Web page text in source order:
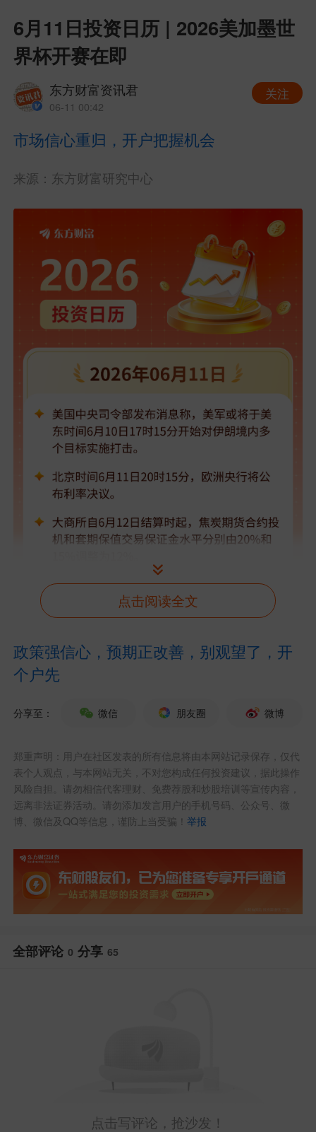
6月11日投资日历 | 2026美加墨世
界杯开赛在即
东方财富资讯君
06-11 00:42
关注
市场信心重归，开户把握机会
来源：东方财富研究中心
12日至7月20日举行，揭幕战定于北京时
间6月12日3时（当地时间6月11日20时）
墨西哥在墨西哥城体育场对战南非。
（2）国务院新闻办公室于2026年6月
点击阅读全文
政策强信心，预期正改善，别观望了，开
个户先
分享至： 微信 朋友圈 微博
郑重声明：用户在社区发表的所有信息将由本网站记录保存，仅代
表个人观点，与本网站无关，不对您构成任何投资建议，据此操作
风险自担。请勿相信代客理财、免费荐股和炒股培训等宣传内容，
远离非法证券活动。请勿添加发言用户的手机号码、公众号、微
博、微信及QQ等信息，谨防上当受骗！举报
全部评论 0 分享 65
点击写评论，抢沙发！